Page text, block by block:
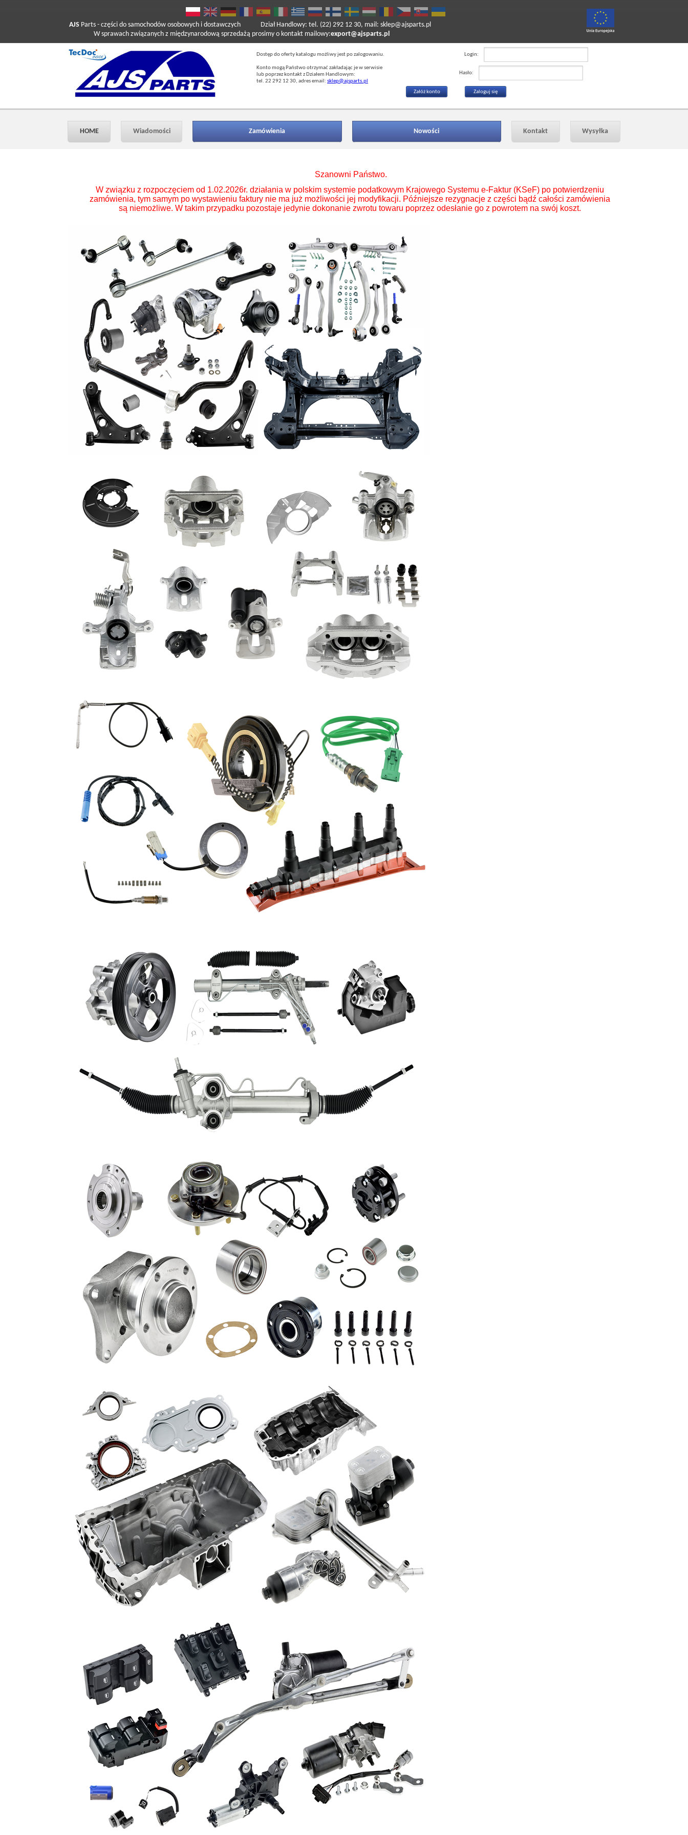
AJS Parts - części do samochodów osobowych i dostawczych
W sprawach związanych z międzynarodową sprzedażą prosimy o kontakt mailowy:export@ajsparts.pl
Dział Handlowy: tel. (22) 292 12 30, mail: sklep@ajsparts.pl
Dostęp do oferty katalogu możliwy jest po zalogowaniu.
Konto mogą Państwo otrzymać zakładając je w serwisie
lub poprzez kontakt z Działem Handlowym:
tel. 22 292 12 30, adres email: sklep@ajsparts.pl
Login:
Hasło:
Załóż konto
HOME Wiadomości Zamówienia Nowości Kontakt Wysyłka
Szanowni Państwo.
W związku z rozpoczęciem od 1.02.2026r. działania w polskim systemie podatkowym Krajowego Systemu e-Faktur (KSeF) po potwierdzeniu
zamówienia, tym samym po wystawieniu faktury nie ma już możliwości jej modyfikacji. Późniejsze rezygnacje z części bądź całości zamówienia
są niemożliwe. W takim przypadku pozostaje jedynie dokonanie zwrotu towaru poprzez odesłanie go z powrotem na swój koszt.